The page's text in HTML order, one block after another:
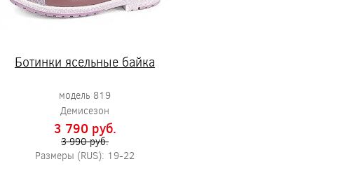
Ботинки ясельные байка
модель 819
Демисезон
3 790 pуб.
3 990 pуб.
Размеры (RUS): 19-22